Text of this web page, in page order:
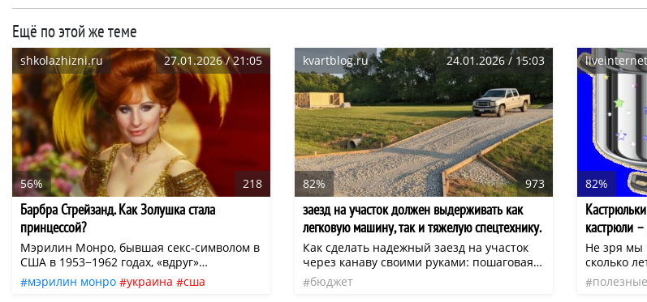
Ещё по этой же теме
shkolazhizni.ru 27.01.2026 / 21:05
56% 218
Барбра Стрейзанд. Как Золушка стала
принцессой?
Мэрилин Монро, бывшая секс-символом в
США в 1953−1962 годах, «вдруг»
покончила с собой. Тем более что эта
смерть была несколько странной: то ли
мэрилин монро украина
сша
kvartblog.ru 24.01.2026 / 15:03
82% 973
заезд на участок должен выдерживать как
легковую машину, так и тяжелую спецтехнику.
Ниже разберемся, почему это возможно,
какие материалы выбрать и какие ошибки
привлекут к просадке через год.Выбор
Как сделать надежный заезд на участок
через канаву своими руками: пошаговая
инструкция, которая сэкономит ваш
бюджет и избежит переделок
бюджет
82%
кастрюли
Не зря мы
сколько
– не